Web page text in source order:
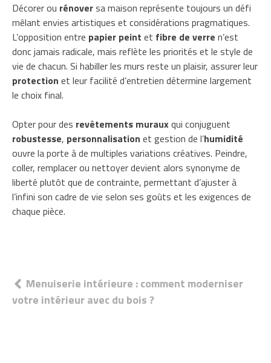
Décorer ou rénoversa maison représente toujours un défi
mêlant envies artistiques et considérations pragmatiques.
L’opposition entre papier peint et fibre de verre n’est
donc jamais radicale, mais reflète les priorités et le style de
vie de chacun. Si habiller les murs reste un plaisir, assurer leur
protection et leur facilité d’entretien détermine largement
le choix final.
Opter pour des revêtements murauxqui conjuguent
robustesse, personnalisation et gestion de l’humidité
ouvre la porte à de multiples variations créatives. Peindre,
coller, remplacer ou nettoyer devient alors synonyme de
liberté plutôt que de contrainte, permettant d’ajuster à
l’infini son cadre de vie selon ses goûts et les exigences de
chaque pièce.
Navigation
de
Menuiserie intérieure : comment moderniser
votre intérieur avec du bois ?